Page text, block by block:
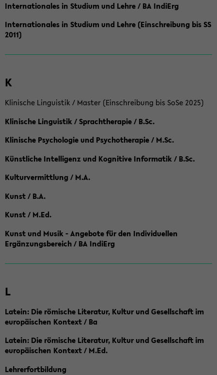
Internationales in Studium und Lehre / BA IndiErg
Internationales in Studium und Lehre (Einschreibung bis SS
2011)
K
Klinische Linguistik / Master (Einschreibung bis SoSe 2025)
Klinische Linguistik / Sprachtherapie / B.Sc.
Klinische Psychologie und Psychotherapie / M.Sc.
Künstliche Intelligenz und Kognitive Informatik / B.Sc.
Kulturvermittlung / M.A.
Kunst / B.A.
Kunst / M.Ed.
Kunst und Musik - Angebote für den Individuellen
Ergänzungsbereich / BA IndiErg
L
Latein: Die römische Literatur, Kultur und Gesellschaft im
europäischen Kontext / Ba
Latein: Die römische Literatur, Kultur und Gesellschaft im
europäischen Kontext / M.Ed.
Lehrerfortbildung